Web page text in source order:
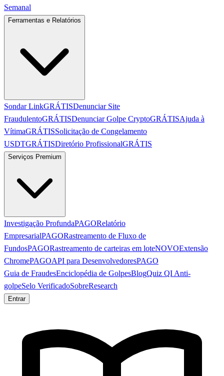
Semanal
Ferramentas e Relatórios
Sondar LinkGRÁTISDenunciar Site
FraudulentoGRÁTISDenunciar Golpe CryptoGRÁTISAjuda à
VítimaGRÁTISSolicitação de Congelamento
USDTGRÁTISDiretório ProfissionalGRÁTIS
Serviços Premium
Investigação ProfundaPAGORelatório
EmpresarialPAGORastreamento de Fluxo de
FundosPAGORastreamento de carteiras em loteNOVOExtensão
ChromePAGOAPI para DesenvolvedoresPAGO
Guia de FraudesEnciclopédia de GolpesBlogQuiz QI Anti-
golpeSelo VerificadoSobreResearch
Entrar